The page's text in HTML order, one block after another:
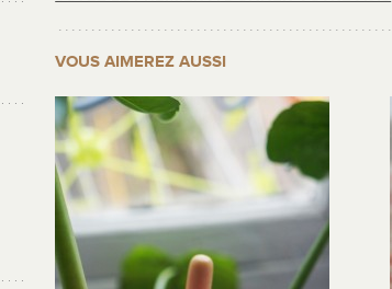
VOUS AIMEREZ AUSSI